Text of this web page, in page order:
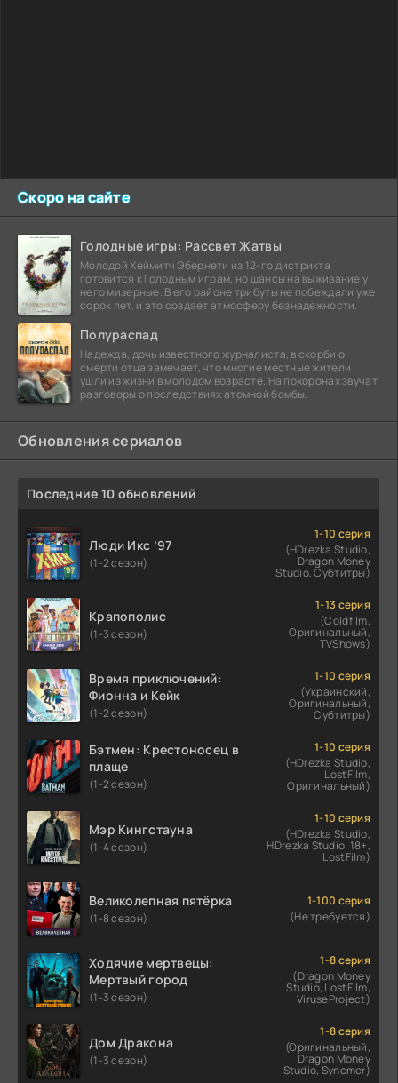
Скоро на сайте
Голодные игры: Рассвет Жатвы
Молодой Хеймитч Эбернети из 12-го дистрикта
готовится к Голодным играм, но шансы на выживание у
него мизерные. В его районе трибуты не побеждали уже
сорок лет, и это создает атмосферу безнадежности.
Полураспад
Надежда, дочь известного журналиста, в скорби о
смерти отца замечает, что многие местные жители
ушли из жизни в молодом возрасте. На похоронах звучат
разговоры о последствиях атомной бомбы.
Обновления сериалов
Последние 10 обновлений
Люди Икс ’97
(1-2 сезон)
1-10 серия
(HDrezka Studio,
Dragon Money
Studio, Субтитры)
Крапополис
(1-3 сезон)
1-13 серия
(Coldfilm,
Оригинальный,
TVShows)
Время приключений:
Фионна и Кейк
(1-2 сезон)
1-10 серия
(Украинский,
Оригинальный,
Субтитры)
Бэтмен: Крестоносец в
плаще
(1-2 сезон)
1-10 серия
(HDrezka Studio,
LostFilm,
Оригинальный)
Мэр Кингстауна
(1-4 сезон)
1-10 серия
(HDrezka Studio,
HDrezka Studio. 18+,
LostFilm)
Великолепная пятёрка
(1-8 сезон)
1-100 серия
(Не требуется)
Ходячие мертвецы:
Мертвый город
(1-3 сезон)
1-8 серия
(Dragon Money
Studio, LostFilm,
ViruseProject)
Дом Дракона
(1-3 сезон)
1-8 серия
(Оригинальный,
Dragon Money
Studio, Syncmer)